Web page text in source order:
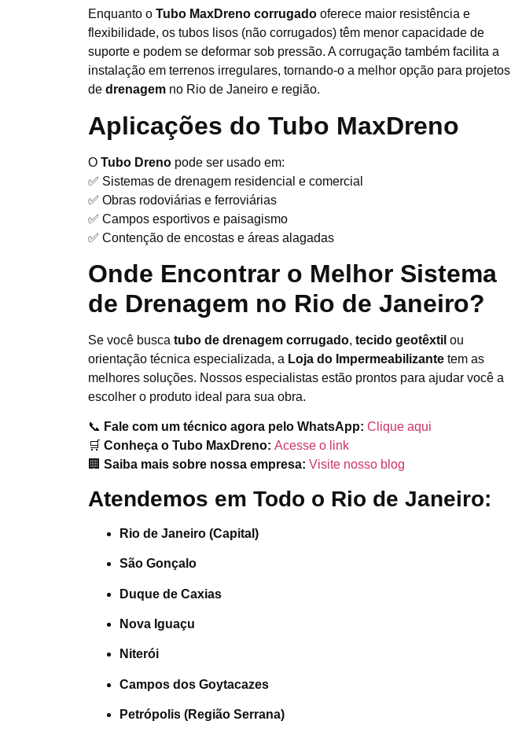
Enquanto o Tubo MaxDreno corrugado oferece maior resistência e
flexibilidade, os tubos lisos (não corrugados) têm menor capacidade de
suporte e podem se deformar sob pressão. A corrugação também facilita a
instalação em terrenos irregulares, tornando-o a melhor opção para projetos
de drenagem no Rio de Janeiro e região.
Aplicações do Tubo MaxDreno
O Tubo Dreno pode ser usado em:
✅ Sistemas de drenagem residencial e comercial
✅ Obras rodoviárias e ferroviárias
✅ Campos esportivos e paisagismo
✅ Contenção de encostas e áreas alagadas
Onde Encontrar o Melhor Sistema
de Drenagem no Rio de Janeiro?
Se você busca tubo de drenagem corrugado, tecido geotêxtil ou
orientação técnica especializada, a Loja do Impermeabilizante tem as
melhores soluções. Nossos especialistas estão prontos para ajudar você a
escolher o produto ideal para sua obra.
📞 Fale com um técnico agora pelo WhatsApp: Clique aqui
🛒 Conheça o Tubo MaxDreno: Acesse o link
🏢 Saiba mais sobre nossa empresa: Visite nosso blog
Atendemos em Todo o Rio de Janeiro:
Rio de Janeiro (Capital)
São Gonçalo
Duque de Caxias
Nova Iguaçu
Niterói
Campos dos Goytacazes
Petrópolis (Região Serrana)